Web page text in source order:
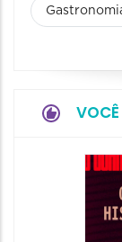
VOCÊ